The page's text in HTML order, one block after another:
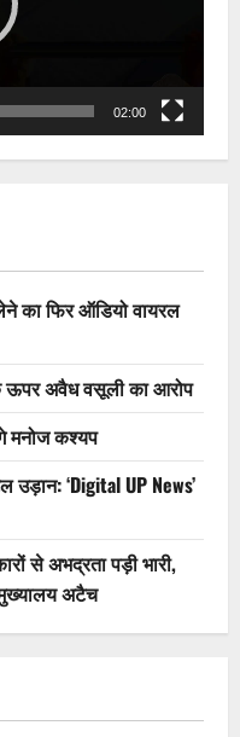
02:00
का फिर ऑडियो वायरल
ऊपर अवैध वसूली का आरोप
मनोज कश्यप
‘Digital UP News’
से अभद्रता पड़ी भारी,
मुख्यालय अटैच